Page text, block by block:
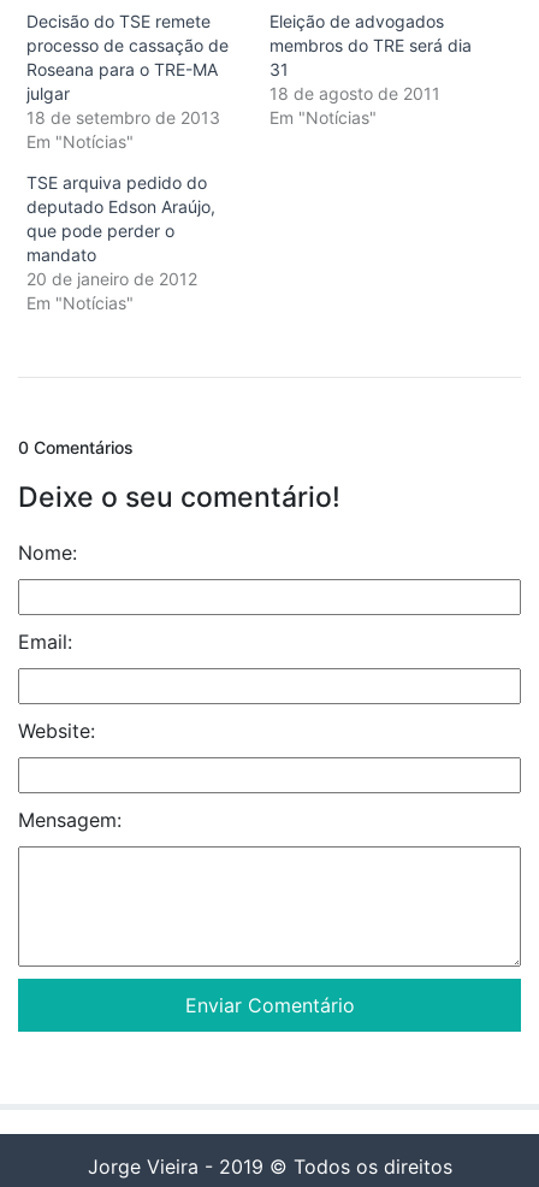
Decisão do TSE remete
processo de cassação de
Roseana para o TRE-MA
julgar
18 de setembro de 2013
Em "Notícias"
Eleição de advogados
membros do TRE será dia
31
18 de agosto de 2011
Em "Notícias"
TSE arquiva pedido do
deputado Edson Araújo,
que pode perder o
mandato
20 de janeiro de 2012
Em "Notícias"
0 Comentários
Deixe o seu comentário!
Nome:
Email:
Website:
Mensagem:
Jorge Vieira - 2019 © Todos os direitos